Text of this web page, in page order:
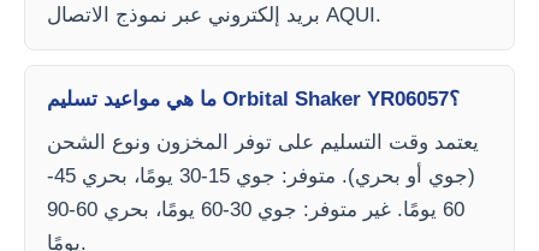
بريد إلكتروني عبر نموذج الاتصال AQUI.
ما هي مواعيد تسليم Orbital Shaker YR06057؟
يعتمد وقت التسليم على توفر المخزون ونوع الشحن
(جوي أو بحري). متوفر: جوي 15-30 يومًا، بحري 45-
60 يومًا. غير متوفر: جوي 30-60 يومًا، بحري 60-90
يومًا.